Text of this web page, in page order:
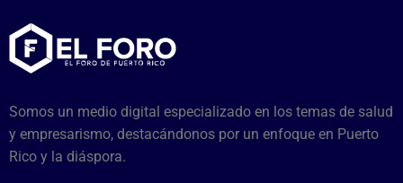
Somos un medio digital especializado en los temas de salud
y empresarismo, destacándonos por un enfoque en Puerto
Rico y la diáspora.